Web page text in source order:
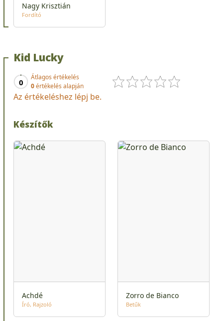
Nagy Krisztián
Fordító
Kid Lucky
0
Átlagos értékelés
0értékelés alapján
Az értékeléshez lépj be.
Készítők
Achdé
Író Rajzoló
Zorro de Bianco
Betűk